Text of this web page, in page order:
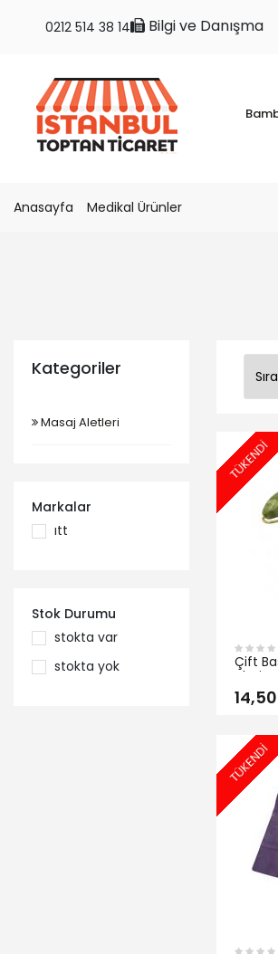
Bilgi ve Danışma
0212 514 38 14
Anasayfa Medikal Ürünler
Kategoriler
Masaj Aletleri
Markalar
itt
Stok Durumu
stokta var
stokta yok
TÜKENDİ
Çift
Aleti
TÜKENDİ